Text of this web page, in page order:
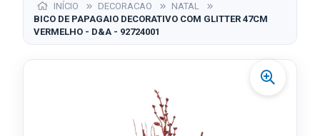
INÍCIO DECORACAO
NATAL
BICO DE PAPAGAIO DECORATIVO COM GLITTER 47CM
VERMELHO - D&A - 92724001